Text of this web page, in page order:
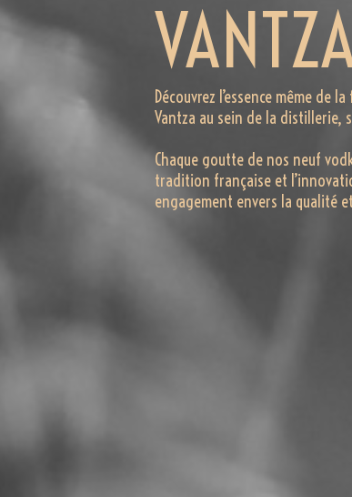
Découvrez l’essence même de
Vantza au sein de la distillerie,
Chaque goutte de nos neuf
tradition française et
engagement envers la qualité et